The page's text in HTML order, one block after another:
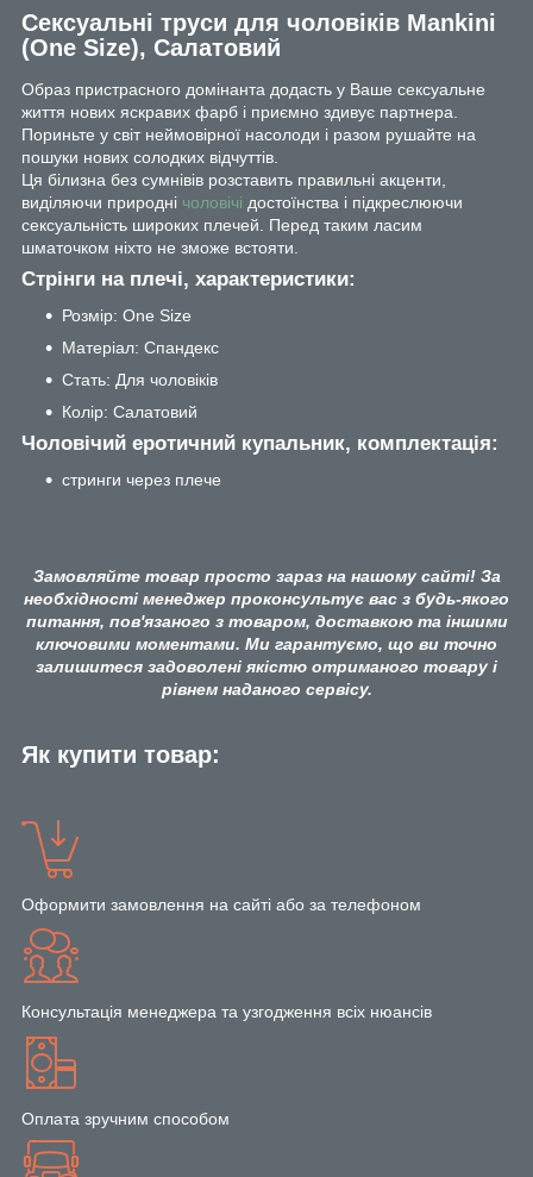
Сексуальні труси для чоловіків Mankini
(One Size), Салатовий
Образ пристрасного домінанта додасть у Ваше сексуальне
життя нових яскравих фарб і приємно здивує партнера.
Пориньте у світ неймовірної насолоди і разом рушайте на
пошуки нових солодких відчуттів.
Ця білизна без сумнівів розставить правильні акценти,
виділяючи природні чоловічі достоїнства і підкреслюючи
сексуальність широких плечей. Перед таким ласим
шматочком ніхто не зможе встояти.
Стрінги на плечі, характеристики:
Розмір: One Size
Матеріал: Спандекс
Стать: Для чоловіків
Колір: Салатовий
Чоловічий еротичний купальник, комплектація:
стринги через плече
Замовляйте товар просто зараз на нашому сайті! За
необхідності менеджер проконсультує вас з будь-якого
питання, пов'язаного з товаром, доставкою та іншими
ключовими моментами. Ми гарантуємо, що ви точно
залишитеся задоволені якістю отриманого товару і
рівнем наданого сервісу.
Як купити товар:
Оформити замовлення на сайті або за телефоном
Консультація менеджера та узгодження всіх нюансів
Оплата зручним способом